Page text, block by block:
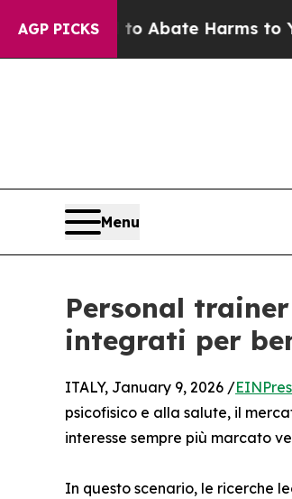
AGP PICKS
Fund to Abate Harms to Youth
Menu
Personal
integrati per
ITALY, January 9, 2026 /
psicofisico e alla salute, il
interesse sempre più marcato
In questo scenario, le ricerche